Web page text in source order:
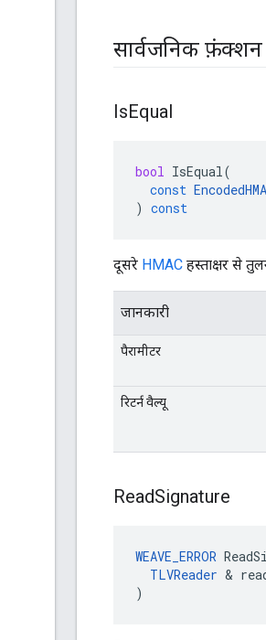
सार्वजनिक फ़ंक्शन
IsEqual
bool IsEqual(
const
) const
दूसरे HMAC हस्ताक्षर से
जानकारी
पैरामीटर
रिटर्न वैल्यू
ReadSignature
WEAVE_ERROR
TLVReader &
)